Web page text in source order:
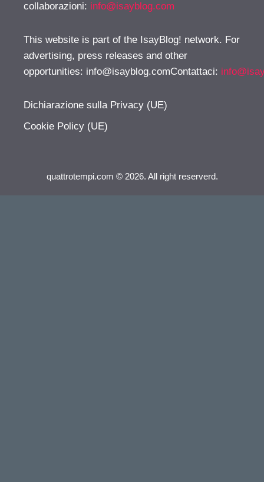
collaborazioni: info@isayblog.com
This website is part of the IsayBlog! network. For
advertising, press releases and other
opportunities: info@isayblog.comContattaci:
Dichiarazione sulla Privacy (UE)
Cookie Policy (UE)
quattrotempi.com © 2026. All right reserverd.